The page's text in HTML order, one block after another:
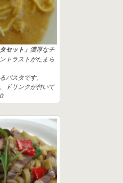
セット」 濃厚なチ
トラストがたまら
パスタです。
ドリンクが付いて